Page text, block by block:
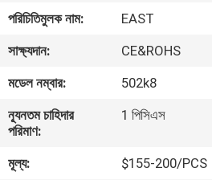
সম্পর্কে
কারখানা
পরিচিতিমুলক নাম:
EAST
সাক্ষ্যদান:
CE&ROHS
মডেল নম্বার:
502k8
ন্যূনতম চাহিদার
পরিমাণ:
1 পিসিএস
মূল্য:
$155-200/PCS